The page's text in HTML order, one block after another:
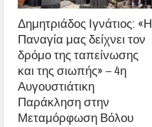
Δημητριάδος Ιγνάτιος: «Η
Παναγία μας δείχνει τον
δρόμο της ταπείνωσης
και της σιωπής» – 4η
Αυγουστιάτικη
Παράκληση στην
Μεταμόρφωση Βόλου